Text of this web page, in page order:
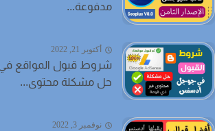
مدفوعة...
أكتوبر 21, 2022
شروط قبول المواقع
حل مشكلة محتوى...
نوفمبر 3, 2022